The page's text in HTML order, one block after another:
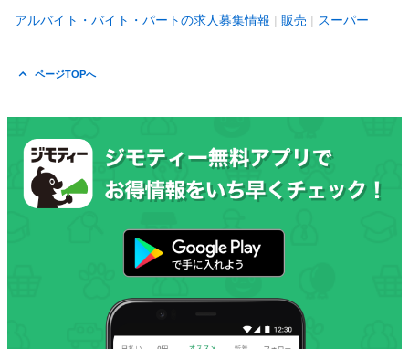
アルバイト・バイト・パートの求人募集情報 販売 スーパー
ページTOPへ